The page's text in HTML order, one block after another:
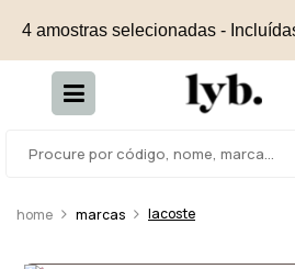
4 amostras selecionadas -
marcas lacoste